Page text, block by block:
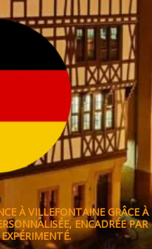
À VILLEFONTAINE GRÂCE À
ENCADRÉE PAR